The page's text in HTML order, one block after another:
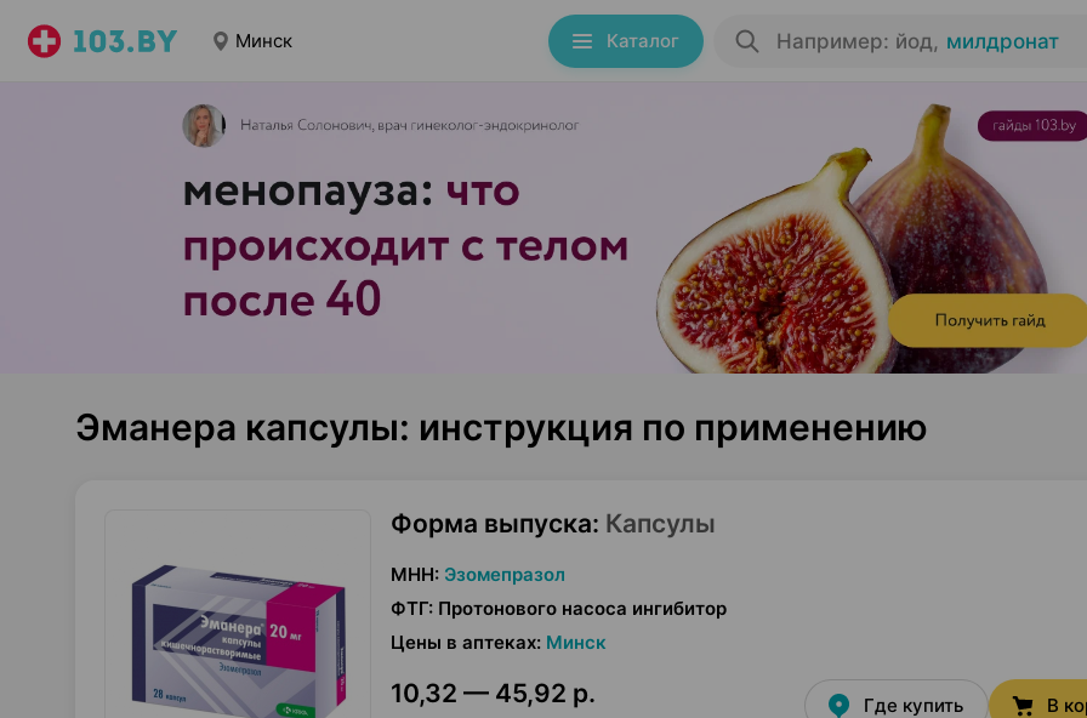
Минск Каталог Например: йод, милдронат
Эманера капсулы: инструкция по применению
Форма выпуска: Капсулы
МНН: Эзомепразол
ФТГ: Протонового насоса ингибитор
Цены в аптеках: Минск
10,32 — 45,92 р. Где купить В